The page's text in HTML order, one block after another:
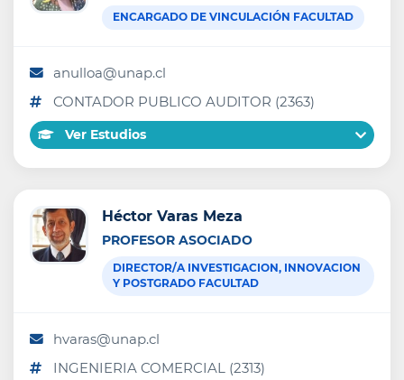
ENCARGADO DE VINCULACIÓN FACULTAD
anulloa@unap.cl
CONTADOR PUBLICO AUDITOR (2363)
Ver Estudios
Héctor Varas Meza
PROFESOR ASOCIADO
DIRECTOR/A INVESTIGACION, INNOVACION
Y POSTGRADO FACULTAD
hvaras@unap.cl
INGENIERIA COMERCIAL (2313)